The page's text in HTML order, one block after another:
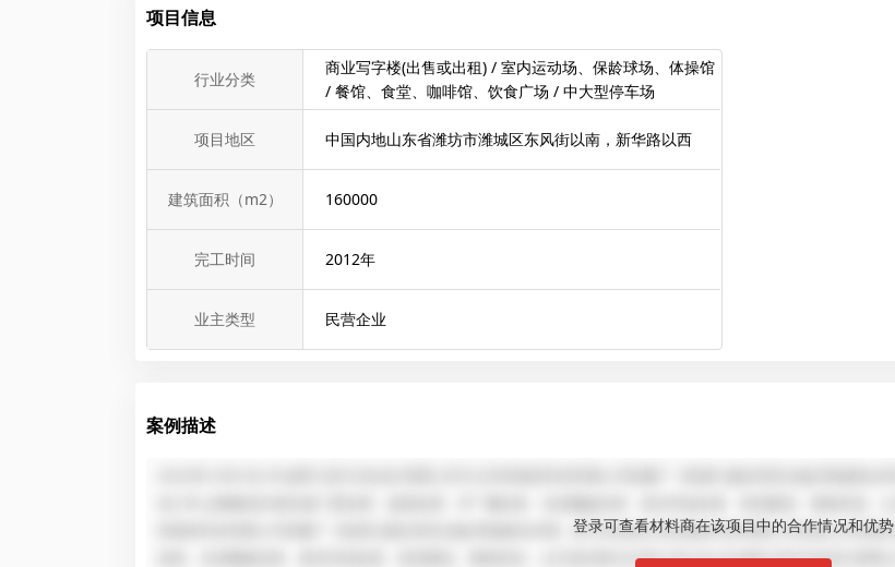
项目信息
行业分类
商业写字楼(出售或出租) / 室内运动场、保龄球场、体操馆
/ 餐馆、食堂、咖啡馆、饮食广场 / 中大型停车场
项目地区 中国内地山东省潍坊市潍城区东风街以南，新华路以西
建筑面积（m2） 160000
完工时间 2012年
业主类型 民营企业
案例描述
登录可查看材料商在该项目中的合作情况和优势